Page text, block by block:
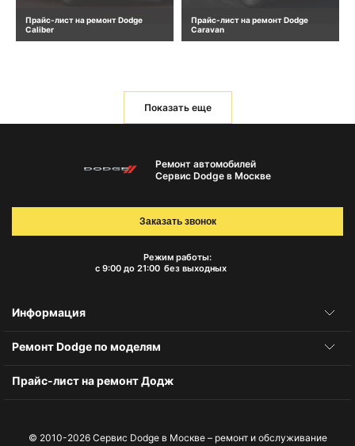
Прайс-лист на ремонт Dodge
Caliber
Прайс-лист на ремонт Dodge
Caravan
Показать еще
Ремонт автомобилей
Сервис Dodge в Москве
Режим работы:
с 9:00 до 21:00 без выходных
Заказать звонок
Информация
Ремонт Dodge по моделям
Прайс-лист на ремонт Додж
© 2010-2026 Сервис Dodge в Москве – ремонт и обслуживание